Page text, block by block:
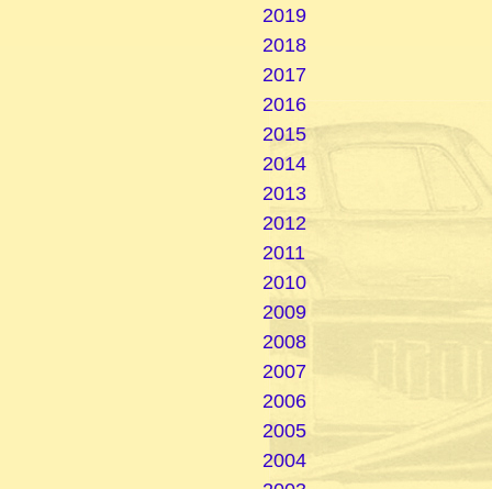
2019
2018
2017
2016
2015
2014
2013
2012
2011
2010
2009
2008
2007
2006
2005
2004